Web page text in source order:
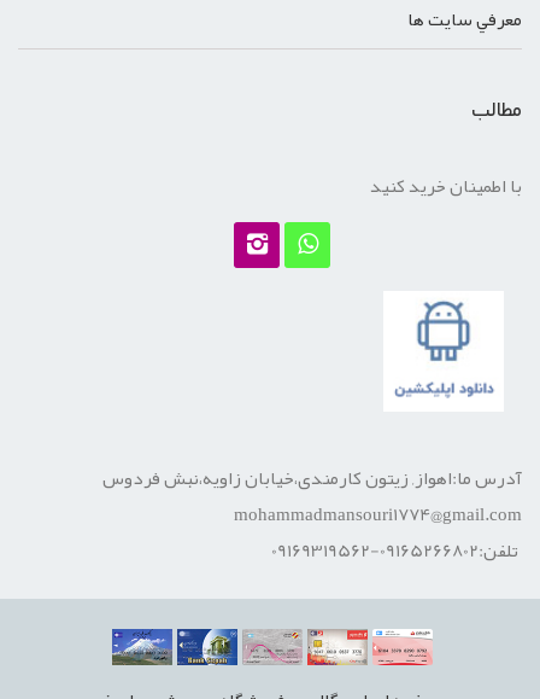
معرفي سايت ها
مطالب
با اطمینان خرید کنید
آدرس ما:اهواز, زیتون کارمندی،خیابان زاویه،نبش فردوس
mohammadmansouri1774@gmail.com
تلفن:09165266802-09169319562